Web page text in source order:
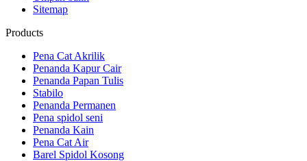
Sitemap
Products
Pena Cat Akrilik
Penanda Kapur Cair
Penanda Papan Tulis
Stabilo
Penanda Permanen
Pena spidol seni
Penanda Kain
Pena Cat Air
Barel Spidol Kosong